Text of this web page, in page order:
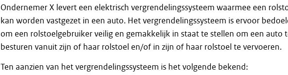
Ondernemer X levert een elektrisch vergrendelingssysteem waarmee een
kan worden vastgezet in een auto. Het vergrendelingssysteem is ervoor
om een rolstoelgebruiker veilig en gemakkelijk in staat te stellen om een auto
besturen vanuit zijn of haar rolstoel en/of in zijn of haar rolstoel te vervoeren.
Ten aanzien van het vergrendelingssysteem is het volgende bekend: